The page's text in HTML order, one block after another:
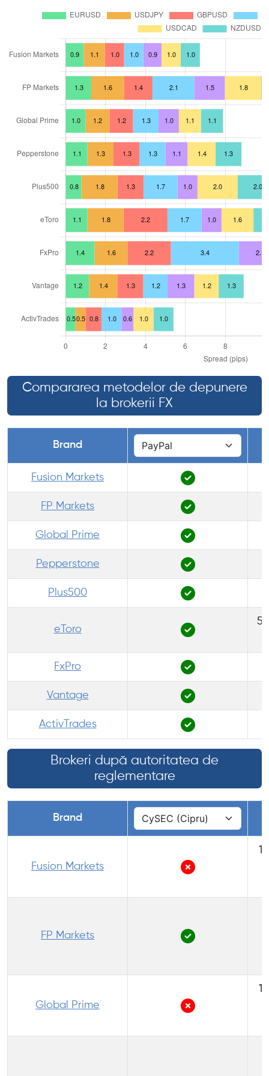
Compararea metodelor de depunere
la brokerii FX
Brand
Fusion Markets
FP Markets
Global Prime
Pepperstone
Plus500
eToro
FxPro
Vantage
ActivTrades
Brokeri după autoritatea de
reglementare
Brand
Fusion Markets
FP Markets
Global Prime